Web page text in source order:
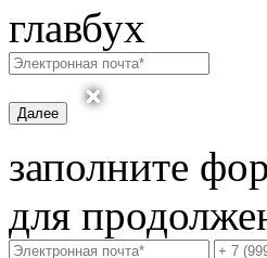
главбух
Далее
заполните
для